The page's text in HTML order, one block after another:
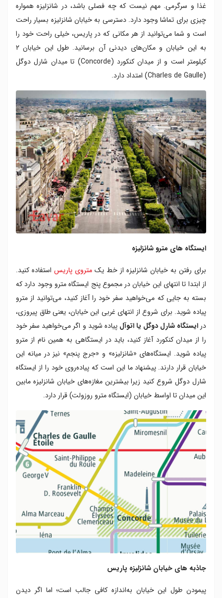
غذا و سرگرمی. مهم نیست که چه فصلی باشد، در شانزلیزه همواره
چیزی برای تماشا وجود دارد. دسترسی به خیابان شانزلیزه بسیار راحت
است و شما می‌توانید از هر مکانی که در پاریس، خیلی راحت خود را
به این خیابان و مکان‌های دیدنی آن برسانید. طول این خیابان ۲
کیلومتر است و از میدان کنکورد (Concorde) تا میدان شارل دوگل
(Charles de Gaulle) امتداد دارد.
ایستگاه های مترو شانزلیزه
برای رفتن به خیابان شانزلیزه از خط یک متروی پاریس استفاده کنید.
از ابتدا تا انتهای این خیابان در مجموع پنج ایستگاه مترو وجود دارد که
بسته به جایی که می‌خواهید سفر خود را آغاز کنید، می‌توانید از مترو
پیاده شوید. برای شروع از انتهای غربی این خیابان، یعنی طاق پیروزی،
درایستگاه شارل دوگل یا اتوآل پیاده شوید و اگر می‌خواهید سفر خود
را از میدان کنکورد آغاز کنید، باید در ایستگاهی به همین نام از مترو
پیاده شوید. ایستگاه‌های «شانزلیزه» و «جرج پنجم» نیز در میانه این
خیابان قرار دارند. پیشنهاد ما این است که پیاده‌روی خود را از ایستگاه
شارل دوگل شروع کنید زیرا بیشترین مغازه‌های خیابان شانزلیزه مابین
این میدان تا اواسط خیابان (ایستگاه مترو روزولت) قرار دارد.
جاذبه های خیابان شانزلیزه پاریس
پیمودن طول این خیابان به‌اندازه کافی جالب است؛ اما اگر دیدن